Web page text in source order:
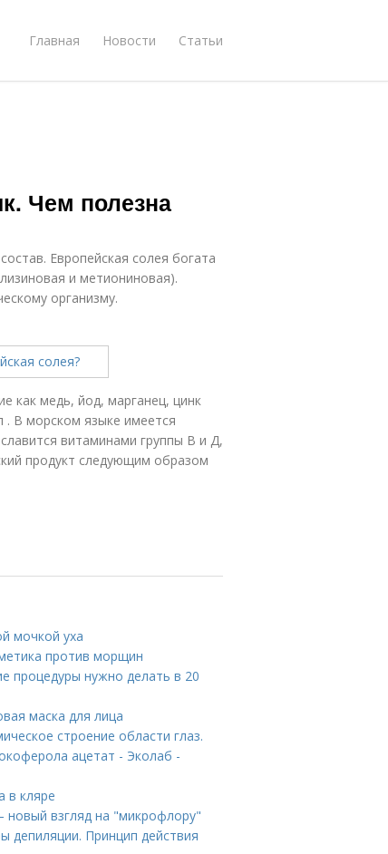
Главная Новости Статьи
Чем полезна
Европейская солея богата
и метиониновая).
организму.
как медь, йод, марганец, цинк
. В морском языке имеется
витаминами группы В и Д,
продукт следующим образом
мочкой уха
против морщин
процедуры нужно делать в 20
маска для лица
строение области глаз.
ацетат - Эколаб -
в кляре
новый взгляд на "микрофлору"
депиляции. Принцип действия